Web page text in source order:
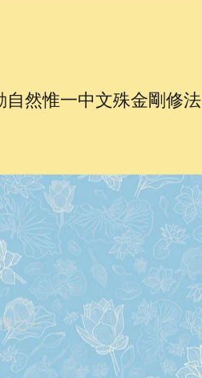
然惟一中文殊金剛修法
之一